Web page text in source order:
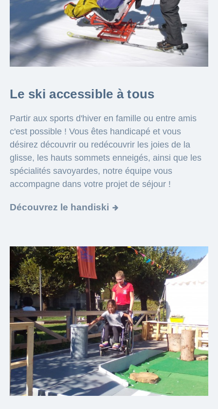
Le ski accessible à tous
Partir aux sports d'hiver en famille ou entre amis
c'est possible ! Vous êtes handicapé et vous
désirez découvrir ou redécouvrir les joies de la
glisse, les hauts sommets enneigés, ainsi que les
spécialités savoyardes, notre équipe vous
accompagne dans votre projet de séjour !
Découvrez le handiski